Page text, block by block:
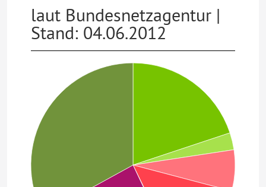
laut Bundesnetzagentur |
Stand: 04.06.2012